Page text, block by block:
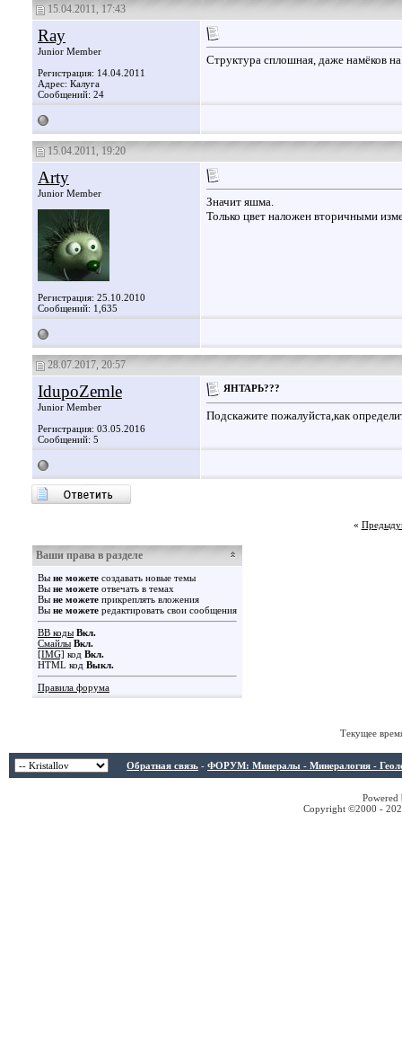
15.04.2011, 17:43
Ray
Junior Member
Регистрация: 14.04.2011
Адрес: Калуга
Сообщений: 24
Структура сплошная, даже намёков на
15.04.2011, 19:20
Arty
Junior Member
Регистрация: 25.10.2010
Сообщений: 1,635
Значит яшма.
Только цвет наложен вторичными
28.07.2017, 20:57
IdupoZemle
Junior Member
Регистрация: 03.05.2016
Сообщений: 5
ЯНТАРЬ???
Подскажите пожалуйста,как
«
Ваши права в разделе
Вы не можете создавать новые темы
Вы не можете отвечать в темах
Вы не можете прикреплять вложения
Вы не можете редактировать свои сообщения
BB коды Вкл.
Смайлы Вкл.
[IMG] код Вкл.
HTML код Выкл.
Правила форума
Текущее
Обратная связь - ФОРУМ: Минералы - Минералогия -
Copyright ©2000 -